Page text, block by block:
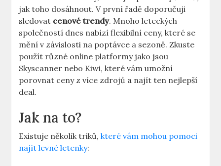
jak toho dosáhnout. V první řadě doporučuji
sledovat cenové trendy. Mnoho leteckých
společností dnes nabízí flexibilní ceny, které se
mění v závislosti na poptávce a sezoně. Zkuste
použít různé online platformy jako jsou
Skyscanner nebo Kiwi, které vám umožní
porovnat ceny z více zdrojů a najít ten nejlepší
deal.
Jak na to?
Existuje několik triků,které vám mohou pomoci
najít levné letenky: